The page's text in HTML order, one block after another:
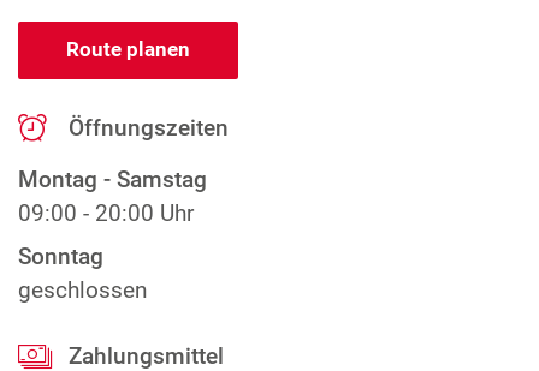
Route planen
Öffnungszeiten
Montag - Samstag
09:00 - 20:00 Uhr
Sonntag
geschlossen
Zahlungsmittel